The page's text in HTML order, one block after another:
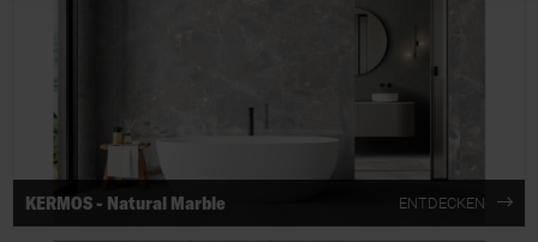
KERMOS - Natural Marble ENTDECKEN